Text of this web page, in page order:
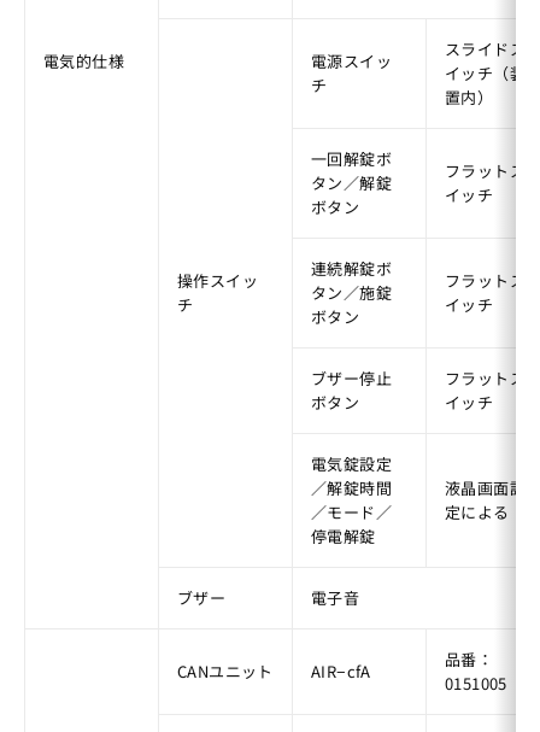
電気的仕様
操作スイッ
チ
電源スイッ
チ
スライドス
イッチ（装
置内）
一回解錠ボ
タン／解錠
ボタン
フラットス
イッチ
連続解錠ボ
タン／施錠
ボタン
フラットス
イッチ
ブザー停止
ボタン
フラットス
イッチ
電気錠設定
／解錠時間
／モード／
停電解錠
液晶画面設
定による
ブザー 電子音
CANユニット AIR−cfA
品番：
0151005